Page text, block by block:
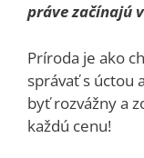
práve začínajú
Príroda je ako
správať s úctou
byť rozvážny a
každú cenu!